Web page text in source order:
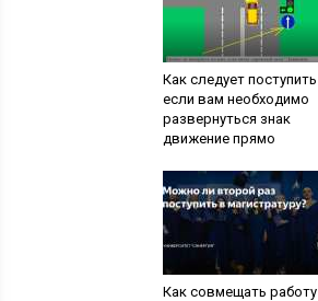
Как следует поступить
если вам необходимо
развернуться знак
движение прямо
Как совмещать работу